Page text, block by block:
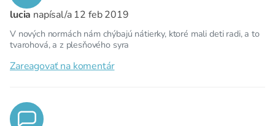
lucia napísal/a 12 feb 2019
V nových normách nám chýbajú nátierky, ktoré mali deti radi, a to
tvarohová, a z plesňového syra
Zareagovať na komentár